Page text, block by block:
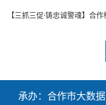
【三抓三促·铸忠诚警魂】合
承办：合作市大数